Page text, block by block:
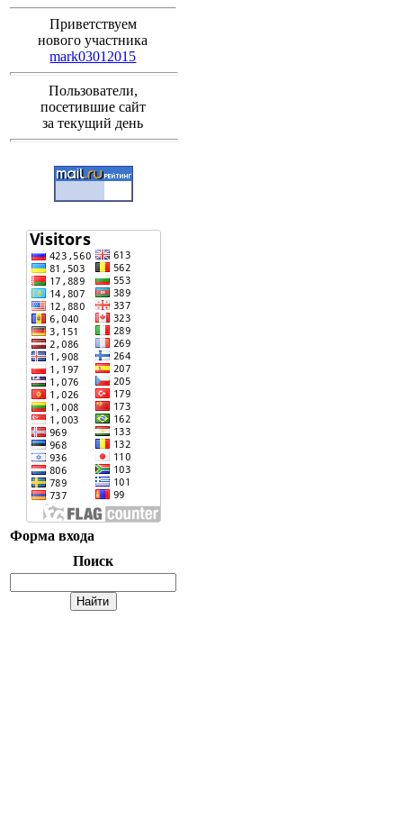
Приветствуем
нового участника
mark03012015
Пользователи,
посетившие сайт
за текущий день
Форма входа
Поиск